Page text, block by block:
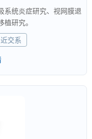
系统炎症研究、视网膜退
研究。
近交系